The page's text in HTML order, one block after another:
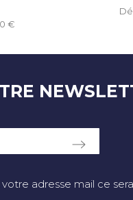
€
adresse mail ce